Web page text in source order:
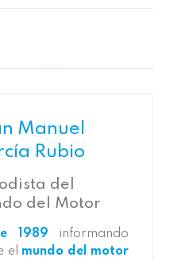
Manuel
Rubio
del
del Motor
1989 informando
el mundo del motor